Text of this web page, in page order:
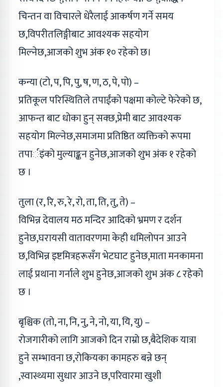
चिन्तन वा विचारले धेरैलाई आकर्षण गर्ने समय
छ,विपरीतलिङ्गीबाट आवश्यक सहयोग
मिल्नेछ,आजको शुभ अंक १० रहेको छ।
कन्या (टो, प, पि, पु, ष, ण, ठ, पे, पो) –
प्रतिकूल परिस्थितिले तपाईंको पक्षमा कोल्टे फेरेको छ,
आफन्त बाट धोका हुन् सक्छ,प्रेमी बाट आवश्यक
सहयोग मिल्नेछ,समाजमा प्रतिष्ठित व्यक्तिको रूपमा
तपार्इंको मुल्याङ्कन हुनेछ,आजको शुभ अंक १ रहेको
छ ।
तुला (र, रि, रु, रे, रो, ता, ति, तु, ते) –
विभिन्न देवालय मठ मन्दिर आदिको भ्रमण र दर्शन
हुनेछ,घरायसी वातावरणमा केही धमिलोपन आउने
छ,विभिन्न इष्टमित्रहरूसँग भेटघाट हुनेछ,माता मनकामना
लाई प्रथाना गर्नाले शुभ हुनेछ,आजको शुभ अंक ८ रहेको
छ ।
बृश्चिक (तो, ना, नि, नु, ने, नो, या, यि, यु) –
रोजगारीको लागि आजको दिन राम्रो छ,बैदेशिक यात्रा
हुने सम्भावना छ,रोकियका कामहरु बन्ने छन्
,स्वास्थ्यमा सुधार आउने छ,परिवारमा खुशी